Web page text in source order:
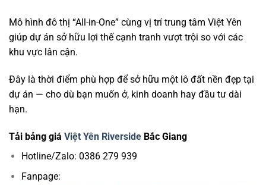
Mô hình đô thị “All-in-One” cùng vị trí trung tâm Việt Yên
giúp dự án sở hữu lợi thế cạnh tranh vượt trội so với các
khu vực lân cận.
Đây là thời điểm phù hợp để sở hữu một lô đất nền đẹp tại
dự án — cho dù bạn muốn ở, kinh doanh hay đầu tư dài
hạn.
Tải bảng giá Việt Yên Riverside Bắc Giang
Hotline/Zalo: 0386 279 939
Fanpage: